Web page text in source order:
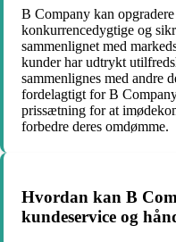
B Company kan
konkurrencedygtige og
sammenlignet med
kunder har udtrykt
sammenlignes med andre
fordelagtigt for B
prissætning for at
forbedre deres omdømme.
Hvordan kan B
kundeservice og